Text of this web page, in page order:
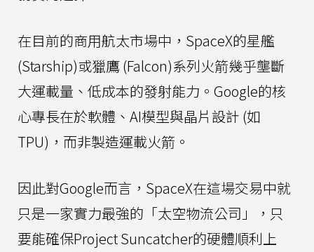
在目前的商用航太市場中，SpaceX的星艦
(Starship)或獵鷹 (Falcon)系列火箭幾乎壟斷
大運載量、低成本的發射能力。Google的核
心專長在於軟體、AI模型與晶片設計 (如
TPU)，而非製造運載火箭。
因此對Google而言，SpaceX在這場交易中就
只是一家實力最強的「太空物流公司」，只
要能確保Project Suncatcher的硬體順利上